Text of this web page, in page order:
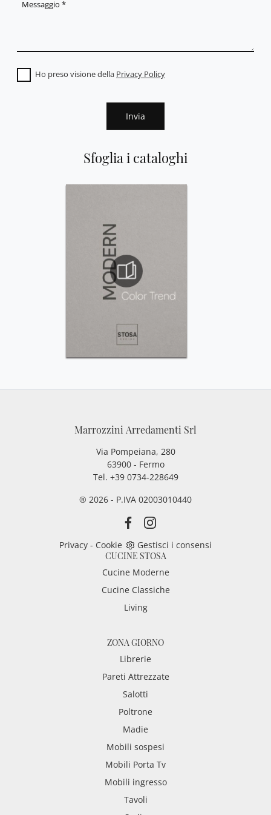
Sfoglia i cataloghi
Ho preso visione della Privacy Policy
Invia
Marrozzini Arredamenti Srl
Via Pompeiana, 280
63900 - Fermo
Tel. +39 0734-228649
® 2026 - P.IVA 02003010440
Privacy - Cookie
Gestisci i consensi
CUCINE STOSA
Cucine Moderne
Cucine Classiche
Living
ZONA GIORNO
Librerie
Pareti Attrezzate
Salotti
Poltrone
Madie
Mobili sospesi
Mobili Porta Tv
Mobili ingresso
Tavoli